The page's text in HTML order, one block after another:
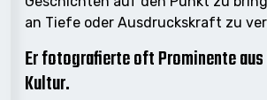
an Tiefe oder Ausdruckskraft zu
Er fotografierte oft Prominente aus
Kultur.